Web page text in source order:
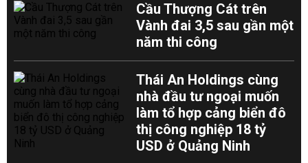
Cầu Thượng Cát trên
Vành đai 3,5 sau gần một
năm thi công
Thái An Holdings cùng
nhà đầu tư ngoại muốn
làm tổ hợp cảng biển đô
thị công nghiệp 18 tỷ
USD ở Quảng Ninh